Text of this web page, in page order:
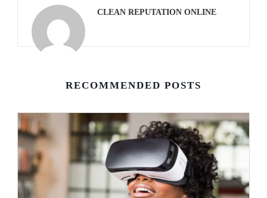
CLEAN REPUTATION ONLINE
RECOMMENDED POSTS